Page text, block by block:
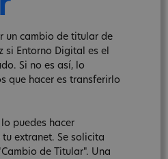
un cambio de titular de
si Entorno Digital es el
Si no es así, lo
que hacer es transferirlo
puedes hacer
extranet. Se solicita
de Titular". Una